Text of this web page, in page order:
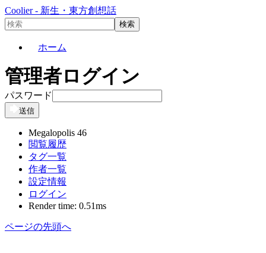
Coolier - 新生・東方創想話
ホーム
管理者ログイン
パスワード
送信
Megalopolis 46
閲覧履歴
タグ一覧
作者一覧
設定情報
ログイン
Render time: 0.51ms
ページの先頭へ